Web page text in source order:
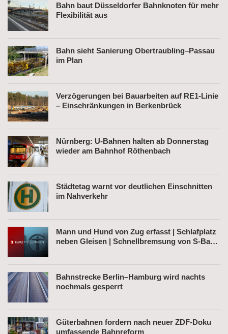
Bahn baut Düsseldorfer Bahnknoten für mehr
Flexibilität aus
Bahn sieht Sanierung Obertraubling–Passau
im Plan
Verzögerungen bei Bauarbeiten auf RE1-Linie
– Einschränkungen in Berkenbrück
Nürnberg: U-Bahnen halten ab Donnerstag
wieder am Bahnhof Röthenbach
Städtetag warnt vor deutlichen Einschnitten
im Nahverkehr
Mann und Hund von Zug erfasst | Schlafplatz
neben Gleisen | Schnellbremsung von S-Bahn
Bahnstrecke Berlin–Hamburg wird nachts
nochmals gesperrt
Güterbahnen fordern nach neuer ZDF-Doku
umfassende Bahnreform